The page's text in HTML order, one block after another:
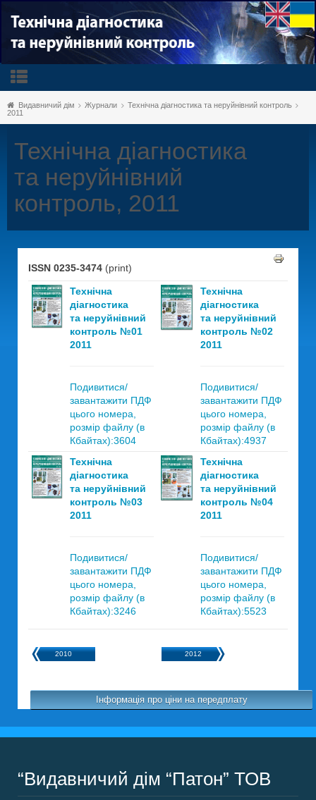
Видавничий дім Журнали
Технічна діагностика та неруйнівний контроль
2011
Технічна діагностика
та неруйнівний
контроль, 2011
ISSN 0235-3474 (print)
Технічна
діагностика
та неруйнівний
контроль №01
2011
Подивитися/
завантажити ПДФ
цього номера,
розмір файлу (в
Кбайтах):3604
Технічна
діагностика
та неруйнівний
контроль №02
2011
Подивитися/
завантажити ПДФ
цього номера,
розмір файлу (в
Кбайтах):4937
Технічна
діагностика
та неруйнівний
контроль №03
2011
Подивитися/
завантажити ПДФ
цього номера,
розмір файлу (в
Кбайтах):3246
Технічна
діагностика
та неруйнівний
контроль №04
2011
Подивитися/
завантажити ПДФ
цього номера,
розмір файлу (в
Кбайтах):5523
2010 2012
Інформація про ціни на передплату
“Видавничий дім “Патон” ТОВ